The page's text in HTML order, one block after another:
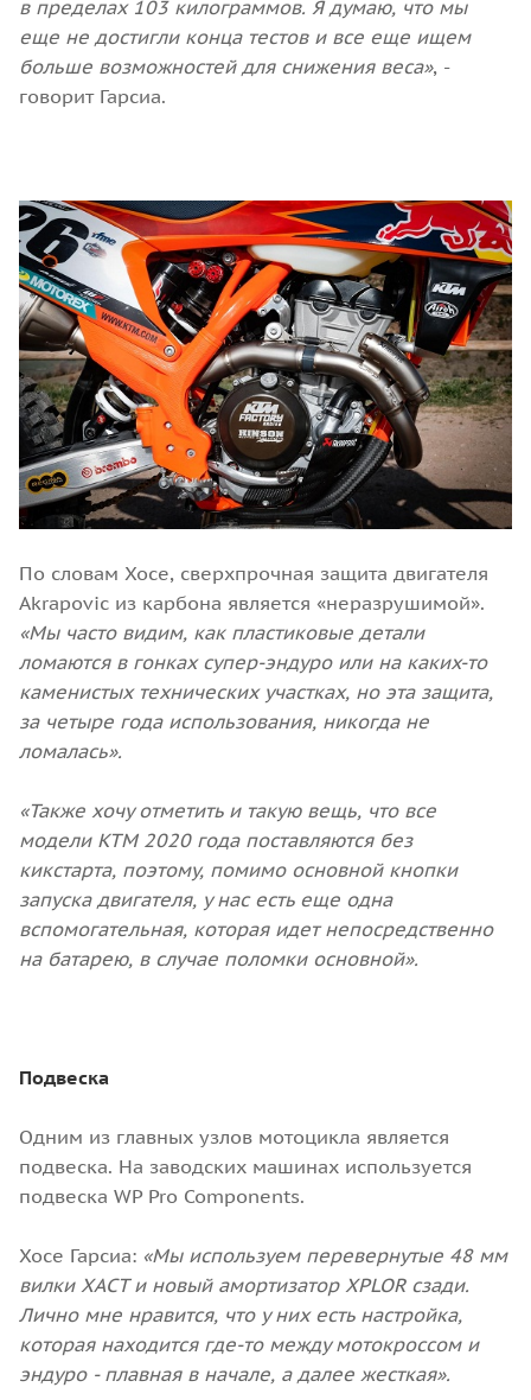
в пределах 103 килограммов. Я думаю, что мы
еще не достигли конца тестов и все еще ищем
больше возможностей для снижения веса», -
говорит Гарсиа.
По словам Хосе, сверхпрочная защита двигателя
Akrapovic из карбона является «неразрушимой».
«Мы часто видим, как пластиковые детали
ломаются в гонках супер-эндуро или на каких-то
каменистых технических участках, но эта защита,
за четыре года использования, никогда не
ломалась».
«Также хочу отметить и такую вещь, что все
модели KTM 2020 года поставляются без
кикстарта, поэтому, помимо основной кнопки
запуска двигателя, у нас есть еще одна
вспомогательная, которая идет непосредственно
на батарею, в случае поломки основной».
Подвеска
Одним из главных узлов мотоцикла является
подвеска. На заводских машинах используется
подвеска WP Pro Components.
Хосе Гарсиа: «Мы используем перевернутые 48 мм
вилки XACT и новый амортизатор XPLOR сзади.
Лично мне нравится, что у них есть настройка,
которая находится где-то между мотокроссом и
эндуро - плавная в начале, а далее жесткая».